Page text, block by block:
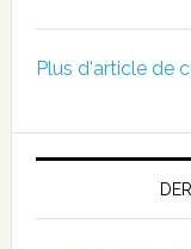
Plus d'article de